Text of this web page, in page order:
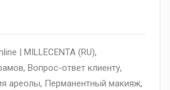
| MILLECENTA (RU),
, Вопрос-ответ клиенту,
ареолы, Перманентный макияж,